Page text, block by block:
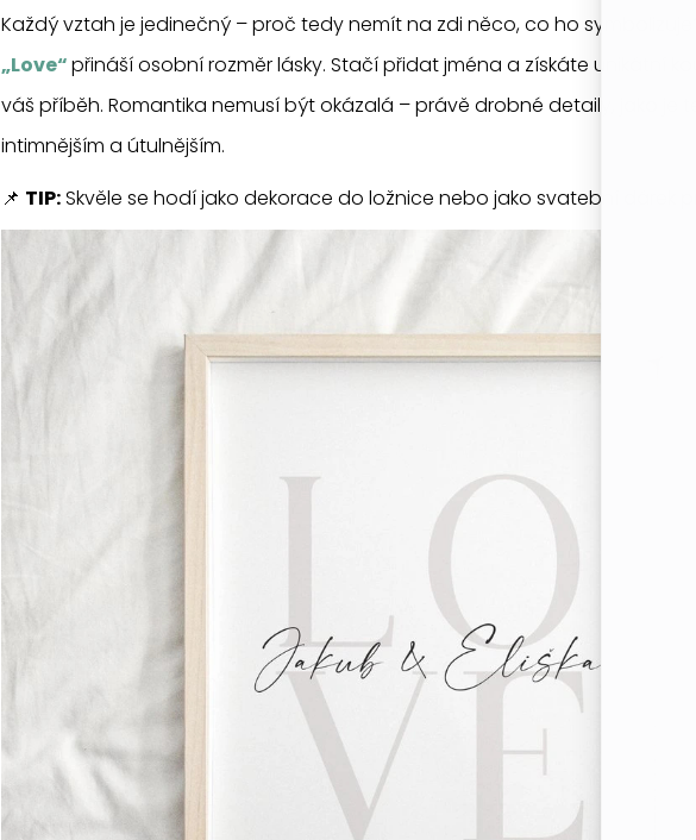
Každý vztah je jedinečný – proč tedy nemít na zdi něco, co ho symbolizuje?
„Love“přináší osobní rozměr lásky. Stačí přidat jména a získáte unikátní
váš příběh. Romantika nemusí být okázalá – právě drobné detaily, jako je
intimnějším a útulnějším.
📌 TIP:Skvěle se hodí jako dekorace do ložnice nebo jako svatební dárek